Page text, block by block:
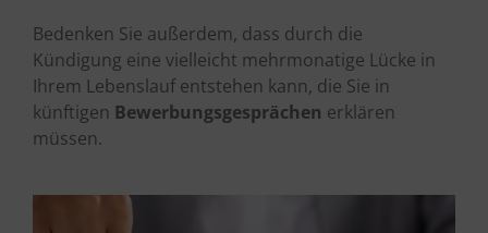
Bedenken Sie außerdem, dass durch die
Kündigung eine vielleicht mehrmonatige Lücke in
Ihrem Lebenslauf entstehen kann, die Sie in
künftigen Bewerbungsgesprächen erklären
müssen.